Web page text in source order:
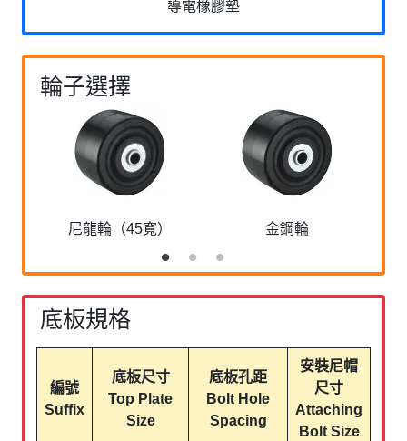
導電橡膠墊
輪子選擇
尼龍輪（45寬） 金鋼輪
底板規格
編號
Suffix
底板尺寸
Top Plate
Size
底板孔距
Bolt Hole
Spacing
安裝尼帽
尺寸
Attaching
Bolt Size